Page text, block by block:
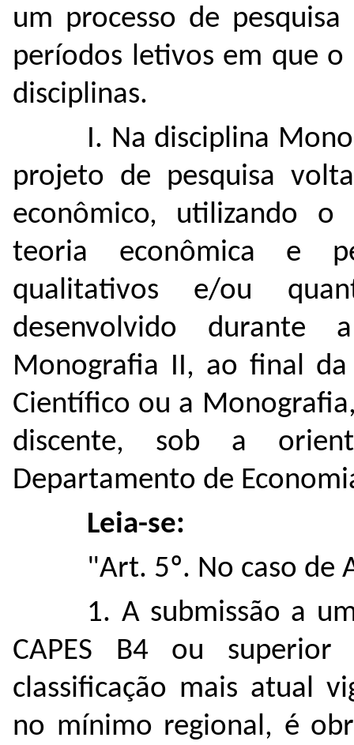
um processo de
períodos letivos em que
disciplinas.
I. Na disciplina
projeto de pesquisa
econômico, utilizando o
teoria econômica e
qualitativos e/ou
desenvolvido durante
Monografia II, ao final
Científico ou a
discente, sob a
Departamento de
Leia-se:
"Art. 5º. No caso de
1. A submissão a
CAPES B4 ou
classificação mais atual
no mínimo regional, é